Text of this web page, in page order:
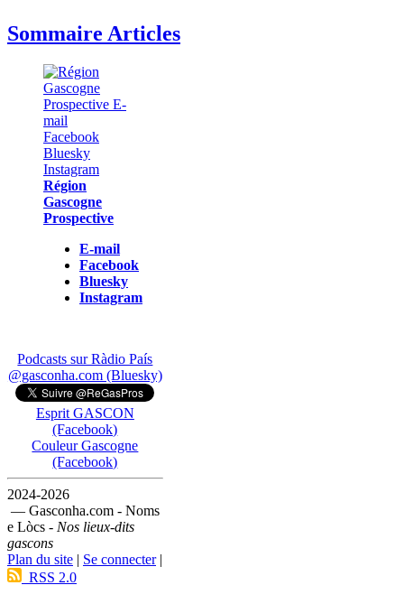
Sommaire Articles
Région
Gascogne
Prospective
E-mail
Facebook
Bluesky
Instagram
Podcasts sur Ràdio País
@gasconha.com (Bluesky)
Esprit GASCON
(Facebook)
Couleur Gascogne
(Facebook)
2024-2026
— Gasconha.com - Noms
e Lòcs - Nos lieux-dits
gascons
Plan du site | Se connecter|
RSS 2.0